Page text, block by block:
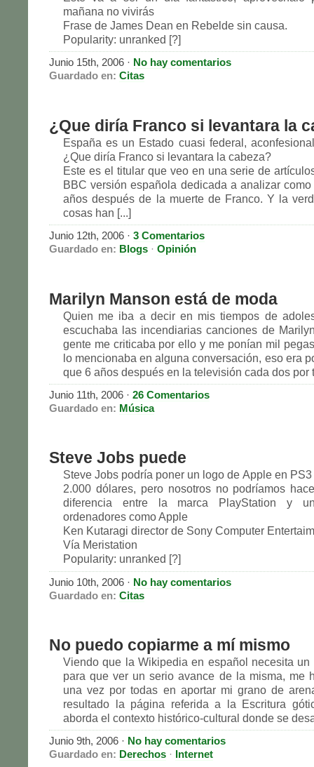
mañana no vivirás
Frase de James Dean en Rebelde sin causa.
Popularity: unranked [?]
Junio 15th, 2006 · No hay comentarios
Guardado en: Citas
¿Que diría Franco si levantara la
España es un Estado cuasi federal,
¿Que diría Franco si levantara la cabeza?
Este es el titular que veo en una serie de
BBC versión española dedicada a analizar
años después de la muerte de Franco. Y la
cosas han [...]
Junio 12th, 2006 · 3 Comentarios
Guardado en: Blogs · Opinión
Marilyn Manson está de moda
Quien me iba a decir en mis tiempos de
escuchaba las incendiarias canciones de
gente me criticaba por ello y me ponían mil
lo mencionaba en alguna conversación, eso era
que 6 años después en la televisión cada dos por
Junio 11th, 2006 · 26 Comentarios
Guardado en: Música
Steve Jobs puede
Steve Jobs podría poner un logo de Apple en
2.000 dólares, pero nosotros no podríamos
diferencia entre la marca PlayStation y
ordenadores como Apple
Ken Kutaragi director de Sony Computer
Vía Meristation
Popularity: unranked [?]
Junio 10th, 2006 · No hay comentarios
Guardado en: Citas
No puedo copiarme a mí mismo
Viendo que la Wikipedia en español necesita un
para que ver un serio avance de la misma, me
una vez por todas en aportar mi grano de
resultado la página referida a la Escritura
aborda el contexto histórico-cultural donde se
Junio 9th, 2006 · No hay comentarios
Guardado en: Derechos · Internet